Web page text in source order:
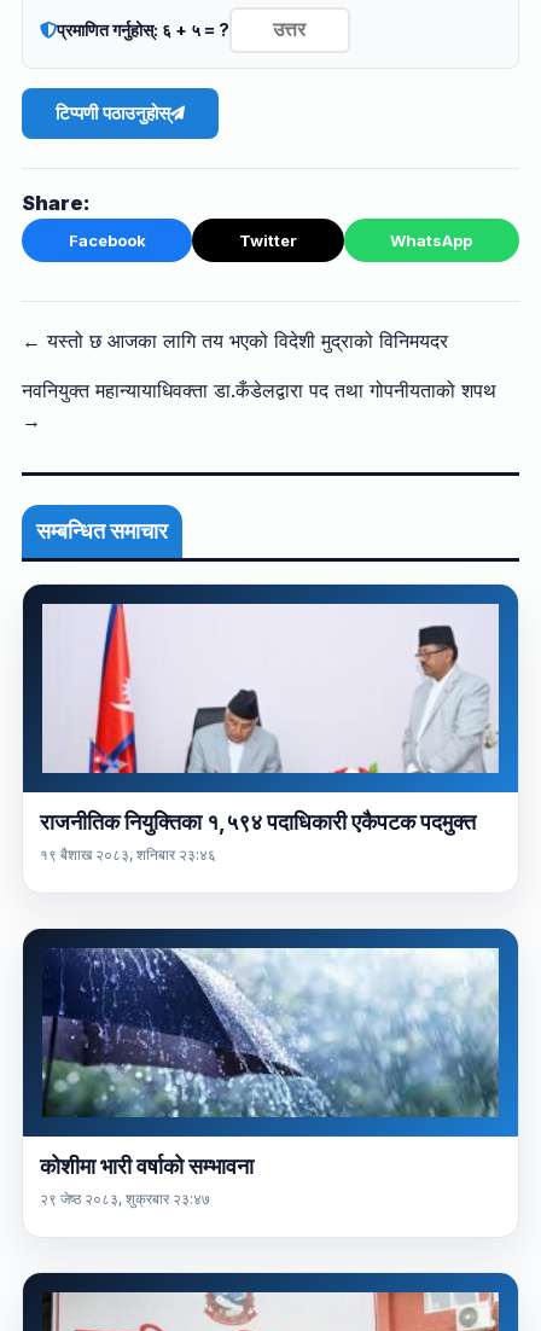
प्रमाणित गर्नुहोस्: ६ + ५ = ?
टिप्पणी पठाउनुहोस्
Share:
Facebook Twitter WhatsApp
← यस्तो छ आजका लागि तय भएको विदेशी मुद्राको विनिमयदर
नवनियुक्त महान्यायाधिवक्ता डा‍.कँडेलद्वारा पद तथा गोपनीयताको शपथ
→
सम्बन्धित समाचार
राजनीतिक नियुक्तिका १,५९४ पदाधिकारी एकैपटक पदमुक्त
१९ बैशाख २०८३, शनिबार २३:४६
कोशीमा भारी वर्षाको सम्भावना
२९ जेष्ठ २०८३, शुक्रबार २३:४७